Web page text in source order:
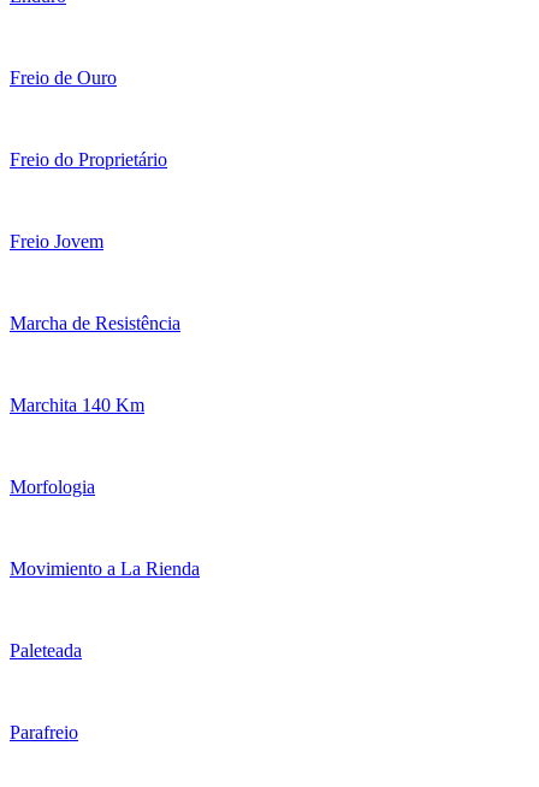
Freio de Ouro
Freio do Proprietário
Freio Jovem
Marcha de Resistência
Marchita 140 Km
Morfologia
Movimiento a La Rienda
Paleteada
Parafreio